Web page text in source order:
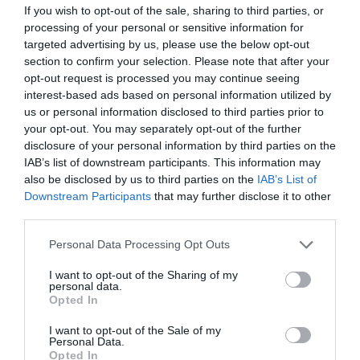
If you wish to opt-out of the sale, sharing to third parties, or
processing of your personal or sensitive information for
targeted advertising by us, please use the below opt-out
section to confirm your selection. Please note that after your
opt-out request is processed you may continue seeing
interest-based ads based on personal information utilized by
us or personal information disclosed to third parties prior to
your opt-out. You may separately opt-out of the further
disclosure of your personal information by third parties on the
IAB’s list of downstream participants. This information may
also be disclosed by us to third parties on the IAB’s List of
Downstream Participants that may further disclose it to other
Please note that this website/app uses one or more Google
not limited to your visit or usage behaviour. You may click to
grant or deny consent to Google and its third-party tags to
use your data for below specified purposes in below Google
consent section.
Personal Data Processing Opt Outs
I want to opt-out of the Sharing of my
personal data.
Opted In
I want to opt-out of the Sale of my
Personal Data.
Opted In
forintról) indult. A gyűjtemény, aminek a részét képezte, az Oscar-
és Emmy-díjra jelölt miniatűrkészítő Greg Jeiné volt, aki tavaly
hunyt el.
gyűjtemény árverés érték
figura jawa x-szárnyú